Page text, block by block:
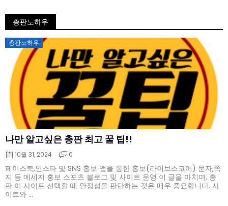
총판노하우
총판노하우
나만 알고싶은 총판 최고 꿀 팁!!
Posted
on
10월 31, 2024 0
페이스북,인스타 및 SNS 홍보 앱을 통한 홍보(라이브스코어) 문자,쪽
지 등 메세지 홍보 스포츠 블로그 및 사이트 운영 이 글을 마치며, 총
판 이 사이트 선택할 때 안정성을 판단하는 것은 매우 중요합니다. 사
이트와 ...